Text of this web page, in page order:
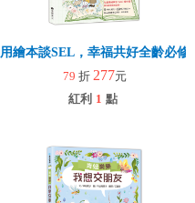
用繪本談SEL，幸福共好全齡必修
79 折 277元
紅利 1 點